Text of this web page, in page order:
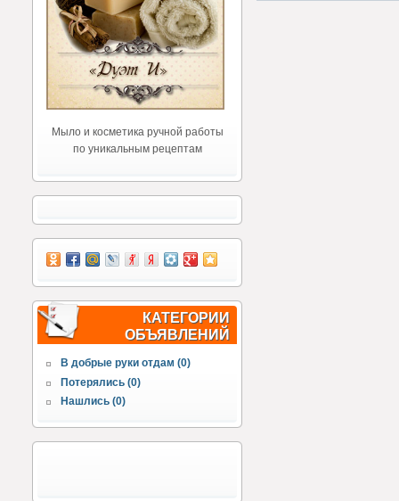
Мыло и косметика ручной работы
по уникальным рецептам
КАТЕГОРИИ
ОБЪЯВЛЕНИЙ
В добрые руки отдам (0)
Потерялись (0)
Нашлись (0)